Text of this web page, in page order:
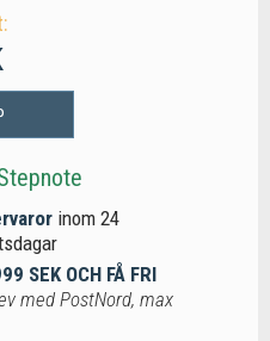
inom 24
SEK OCH FÅ FRI
med PostNord, max